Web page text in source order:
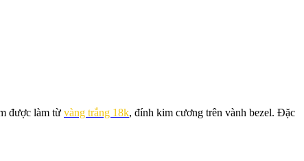
được làm từ vàng trắng 18k, đính kim cương trên vành bezel. Đặc